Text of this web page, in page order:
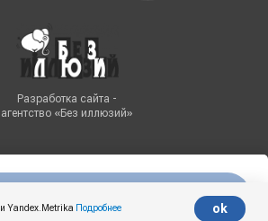
и Yandex.Metrika Подробнее ok
Разработка сайта -
агентство «Без иллюзий»
Made on Tilda